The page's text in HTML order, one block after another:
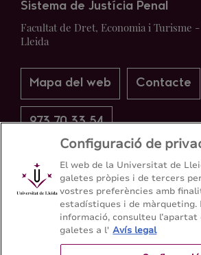
Sistema de Justícia Penal
Facultat de Dret, Economia i Turisme
Lleida
Mapa del web Contacte
973 70 33 54
Configuració de
El web de la Universitat de
galetes pròpies i de tercers
vostres preferències amb
estadístiques i de màrqueting.
informació, consulteu
galetes a l' Avís legal